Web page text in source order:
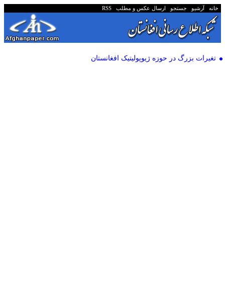
خانه آرشیو جستجو ارسال عکس و مطلب RSS
تغیرات بزرگ در حوزه ژیوپولیتیک افغانستان